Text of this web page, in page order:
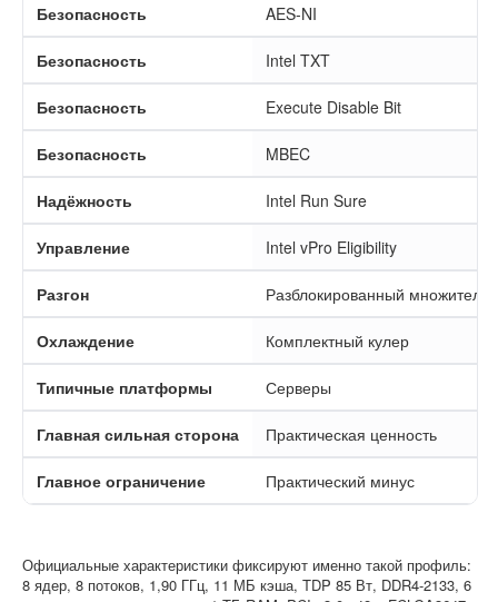
Безопасность AES-NI
Безопасность Intel TXT
Безопасность Execute Disable Bit
Безопасность MBEC
Надёжность Intel Run Sure
Управление Intel vPro Eligibility
Разгон Разблокированный множитель
Охлаждение Комплектный кулер
Типичные платформы Серверы
Главная сильная сторона Практическая ценность
Главное ограничение Практический минус
Официальные характеристики фиксируют именно такой профиль:
8 ядер, 8 потоков, 1,90 ГГц, 11 МБ кэша, TDP 85 Вт, DDR4-2133, 6